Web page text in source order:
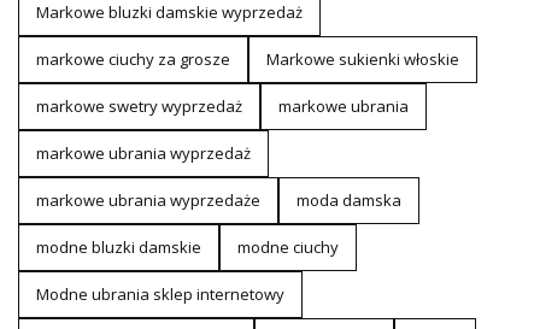
Markowe bluzki damskie wyprzedaż
markowe ciuchy za grosze Markowe sukienki włoskie
markowe swetry wyprzedaż markowe ubrania
markowe ubrania wyprzedaż
markowe ubrania wyprzedaże moda damska
modne bluzki damskie modne ciuchy
Modne ubrania sklep internetowy